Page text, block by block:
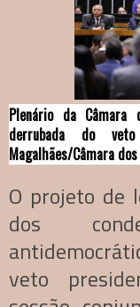
Plenário da Câmara
derrubada do
Magalhães/Câmara
O projeto de
dos
veto